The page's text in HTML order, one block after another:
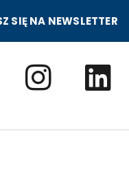
SIĘ NA NEWSLETTER